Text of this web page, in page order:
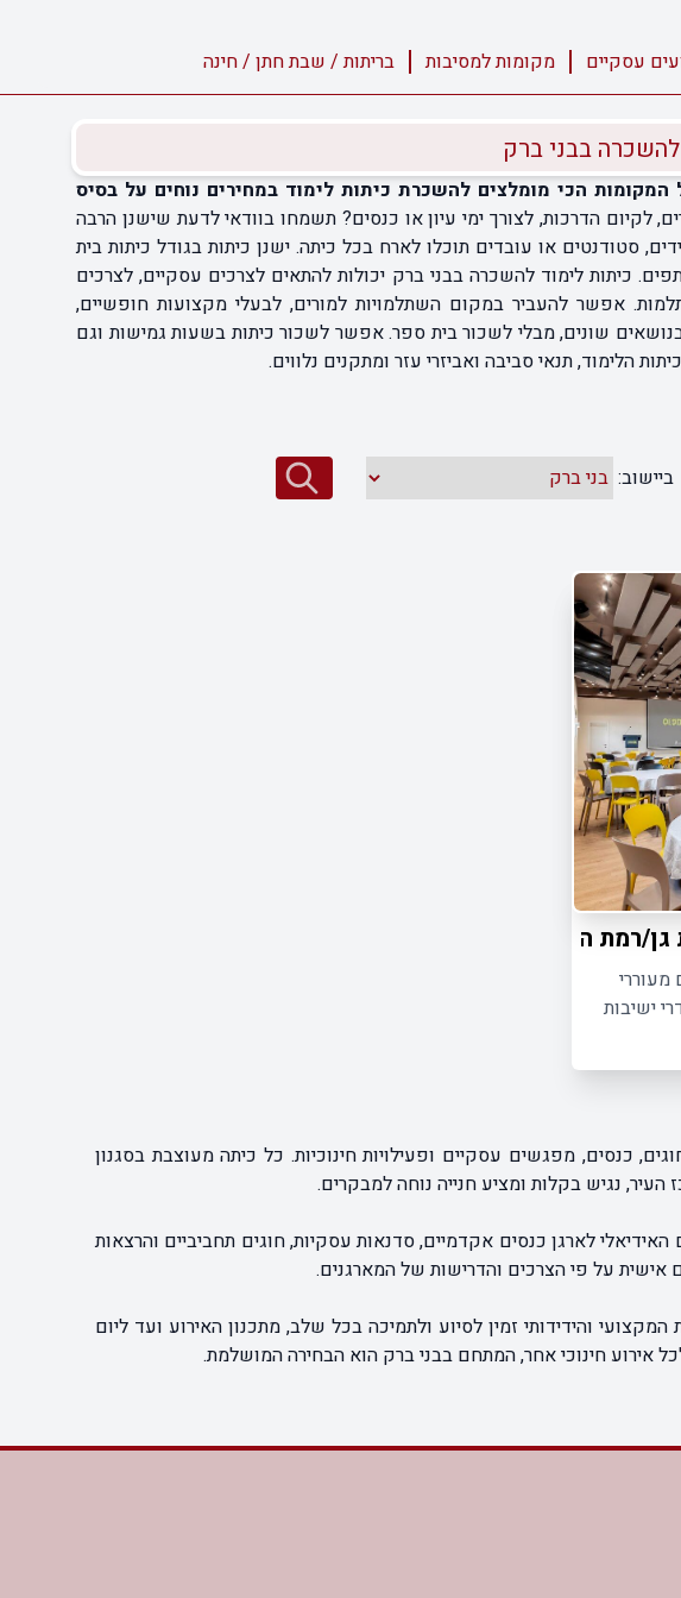
עסקיים מקומות למסיבות בריתות / שבת חתן / חינה
להשכרה בבני ברק
הכי מומלצים להשכרת כיתות לימוד במחירים נוחים על בסיס
הדרכות, לצורך ימי עיון או כנסים? תשמחו בוודאי לדעת שישנן הרבה
סטודנטים או עובדים תוכלו לארח בכל כיתה. ישנן כיתות בגודל כיתות בית
כיתות לימוד להשכרה בבני ברק יכולות להתאים לצרכים עסקיים, לצרכים
אפשר להעביר במקום השתלמויות למורים, לבעלי מקצועות חופשיים,
שונים, מבלי לשכור בית ספר. אפשר לשכור כיתות בשעות גמישות וגם
הלימוד, תנאי סביבה ואביזרי עזר ומתקנים נלווים.
ביישוב:
ישיבות
כיבוד
משותפת.
כנסים, מפגשים עסקיים ופעילויות חינוכיות. כל כיתה מעוצבת בסגנון
נגיש בקלות ומציע חנייה נוחה למבקרים.
לארגן כנסים אקדמיים, סדנאות עסקיות, חוגים תחביביים והרצאות
אישית על פי הצרכים והדרישות של המארגנים.
והידידותי זמין לסיוע ולתמיכה בכל שלב, מתכנון האירוע ועד ליום
אירוע חינוכי אחר, המתחם בבני ברק הוא הבחירה המושלמת.